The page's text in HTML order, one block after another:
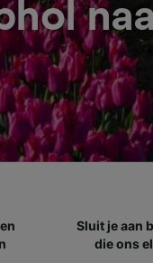
Sluit je aan
die ons